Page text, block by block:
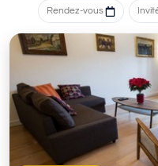
Rendez-vous